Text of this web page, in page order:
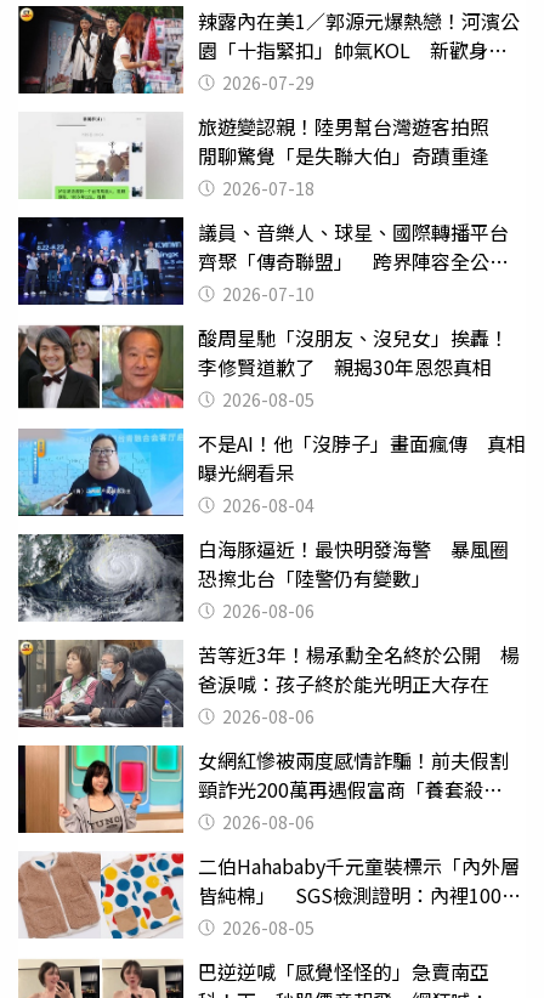
辣露內在美1／郭源元爆熱戀！河濱公
園「十指緊扣」帥氣KOL 新歡身份
曝光2026-07-29
旅遊變認親！陸男幫台灣遊客拍照
閒聊驚覺「是失聯大伯」奇蹟重逢
2026-07-18
議員、音樂人、球星、國際轉播平台
齊聚「傳奇聯盟」 跨界陣容全公
開 劍指亞洲新傳奇聯賽
2026-07-10
酸周星馳「沒朋友、沒兒女」挨轟！
李修賢道歉了 親揭30年恩怨真相
2026-08-05
不是AI！他「沒脖子」畫面瘋傳 真相
曝光網看呆
2026-08-04
白海豚逼近！最快明發海警 暴風圈
恐擦北台「陸警仍有變數」
2026-08-06
苦等近3年！楊承勳全名終於公開 楊
爸淚喊：孩子終於能光明正大存在
2026-08-06
女網紅慘被兩度感情詐騙！前夫假割
頸詐光200萬再遇假富商「養套殺
2000萬」
2026-08-06
二伯Hahababy千元童裝標示「內外層
皆純棉」 SGS檢測證明：內裡100%
聚酯纖維
2026-08-05
巴逆逆喊「感覺怪怪的」急賣南亞